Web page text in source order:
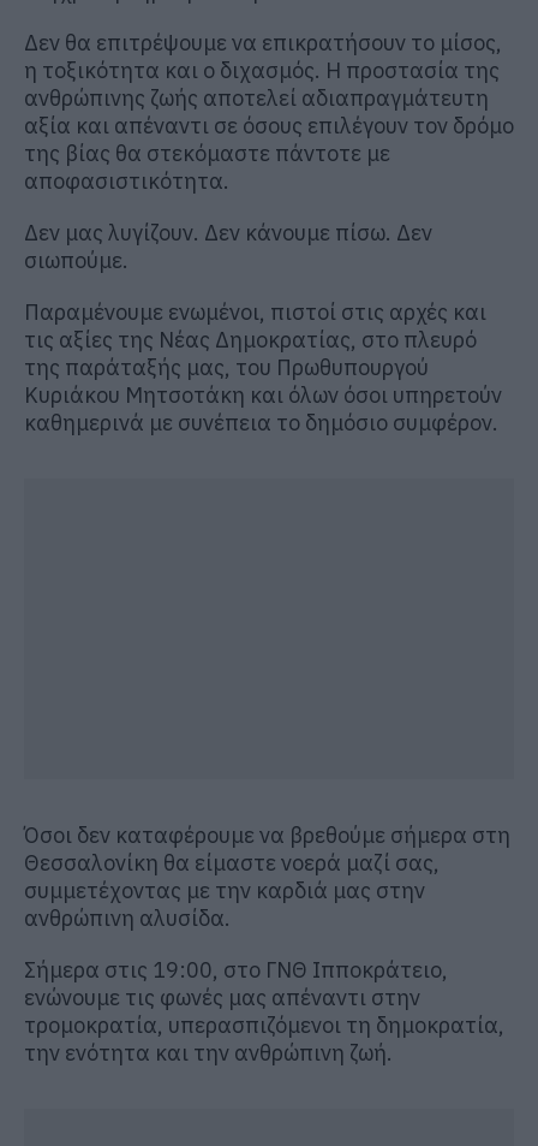
Δεν θα επιτρέψουμε να επικρατήσουν το μίσος,
η τοξικότητα και ο διχασμός. Η προστασία της
ανθρώπινης ζωής αποτελεί αδιαπραγμάτευτη
αξία και απέναντι σε όσους επιλέγουν τον δρόμο
της βίας θα στεκόμαστε πάντοτε με
αποφασιστικότητα.
Δεν μας λυγίζουν. Δεν κάνουμε πίσω. Δεν
σιωπούμε.
Παραμένουμε ενωμένοι, πιστοί στις αρχές και
τις αξίες της Νέας Δημοκρατίας, στο πλευρό
της παράταξής μας, του Πρωθυπουργού
Κυριάκου Μητσοτάκη και όλων όσοι υπηρετούν
καθημερινά με συνέπεια το δημόσιο συμφέρον.
Όσοι δεν καταφέρουμε να βρεθούμε σήμερα στη
Θεσσαλονίκη θα είμαστε νοερά μαζί σας,
συμμετέχοντας με την καρδιά μας στην
ανθρώπινη αλυσίδα.
Σήμερα στις 19:00, στο ΓΝΘ Ιπποκράτειο,
ενώνουμε τις φωνές μας απέναντι στην
τρομοκρατία, υπερασπιζόμενοι τη δημοκρατία,
την ενότητα και την ανθρώπινη ζωή.